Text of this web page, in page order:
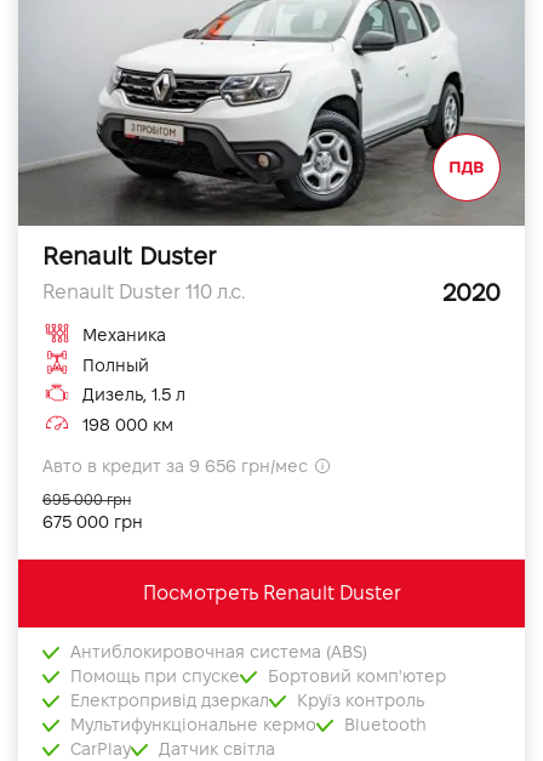
Renault Duster
Renault Duster 110 л.с. 2020
Механика
Полный
Дизель, 1.5 л
198 000 км
Авто в кредит за 9 656 грн/мес
675 000 грн
695 000 грн
Посмотреть Renault Duster
Антиблокировочная система (ABS)
Помощь при спуске
Бортовий комп'ютер
Електропривід дзеркал
Круїз контроль
Мультифункціональне кермо
Bluetooth
CarPlay
Датчик світла